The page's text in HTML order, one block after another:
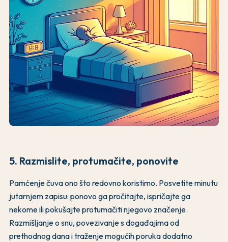
5. Razmislite, protumačite, ponovite
Pamćenje čuva ono što redovno koristimo. Posvetite minutu
jutarnjem zapisu: ponovo ga pročitajte, ispričajte ga
nekome ili pokušajte protumačiti njegovo značenje.
Razmišljanje o snu, povezivanje s događajima od
prethodnog dana i traženje mogućih poruka dodatno